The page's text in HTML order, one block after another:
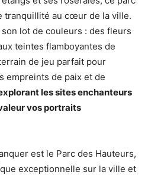
tranquillité au cœur de la ville.
lot de couleurs : des fleurs
teintes flamboyantes de
de jeu parfait pour
empreints de paix et de
les sites enchanteurs
vos portraits
est le Parc des Hauteurs,
exceptionnelle sur la ville et